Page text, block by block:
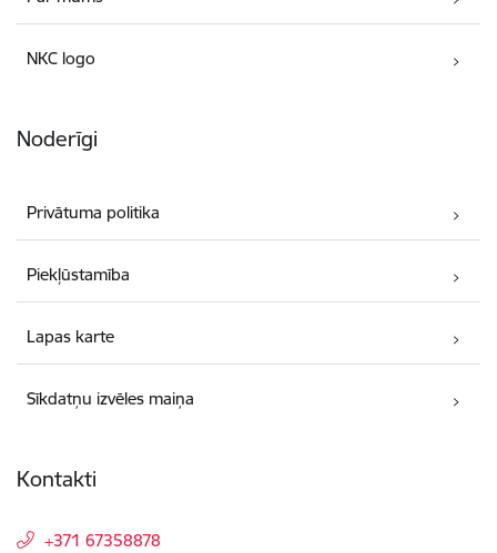
NKC logo
Noderīgi
Privātuma politika
Piekļūstamība
Lapas karte
Sīkdatņu izvēles maiņa
Kontakti
+371 67358878